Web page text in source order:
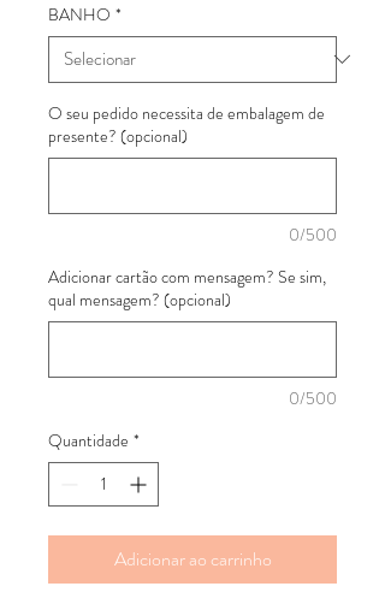
BANHO *
O seu pedido necessita de embalagem de
presente? (opcional)
0/500
Adicionar cartão com mensagem? Se sim,
qual mensagem? (opcional)
0/500
Quantidade *
Adicionar ao carrinho